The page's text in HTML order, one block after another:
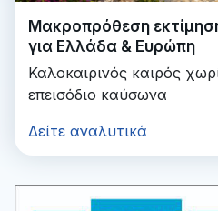
Μακροπρόθεση
για Ελλάδα & Ευρώπη
Καλοκαιρινός καιρός
επεισόδιο καύσωνα
Δείτε αναλυτικά